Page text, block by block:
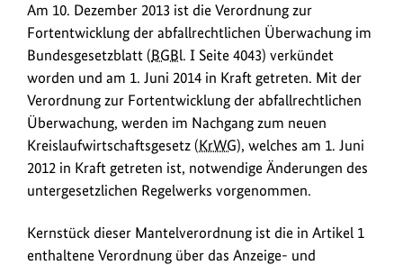
a
d
s
/
L
i
n
k
s
bei
Juris
Am 10. Dezember 2013 ist die Verordnung zur
Fortentwicklung der abfallrechtlichen Überwachung im
Bundesgesetzblatt (BGBl. I Seite 4043) verkündet
worden und am 1. Juni 2014 in Kraft getreten. Mit der
Verordnung zur Fortentwicklung der abfallrechtlichen
Überwachung, werden im Nachgang zum neuen
Kreislaufwirtschaftsgesetz (KrWG), welches am 1. Juni
2012 in Kraft getreten ist, notwendige Änderungen des
untergesetzlichen Regelwerks vorgenommen.
Kernstück dieser Mantelverordnung ist die in Artikel 1
enthaltene Verordnung über das Anzeige- und